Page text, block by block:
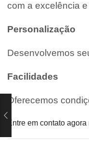
com a excelência
Personalização
Desenvolvemos
Facilidades
Oferecemos
Entre em contato